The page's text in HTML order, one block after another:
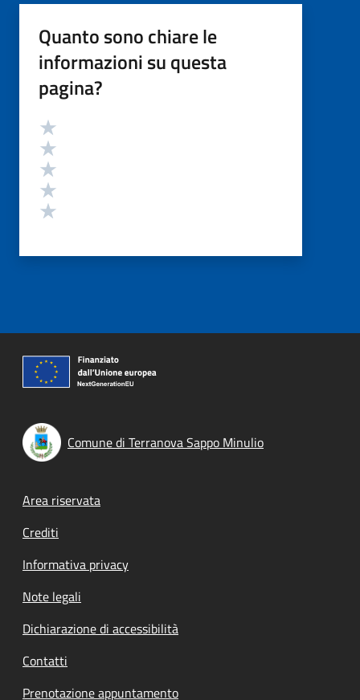
Quanto sono chiare le
informazioni su questa
pagina?
Valutazione
Comune di Terranova Sappo Minulio
Footer menu
Area riservata
Crediti
Informativa privacy
Note legali
Dichiarazione di accessibilità
Contatti
Prenotazione appuntamento